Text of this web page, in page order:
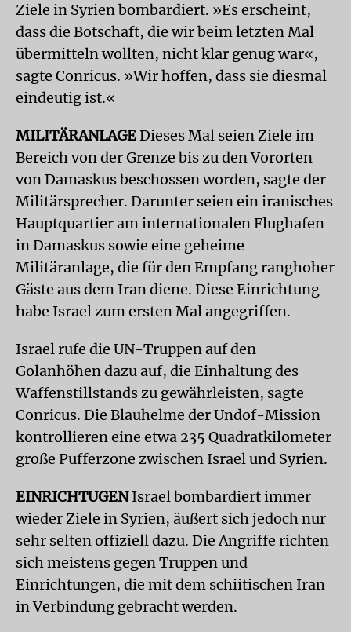
Ziele in Syrien bombardiert. »Es erscheint,
dass die Botschaft, die wir beim letzten Mal
übermitteln wollten, nicht klar genug war«,
sagte Conricus. »Wir hoffen, dass sie diesmal
eindeutig ist.«
MILITÄRANLAGEDieses Mal seien Ziele im
Bereich von der Grenze bis zu den Vororten
von Damaskus beschossen worden, sagte der
Militärsprecher. Darunter seien ein iranisches
Hauptquartier am internationalen Flughafen
in Damaskus sowie eine geheime
Militäranlage, die für den Empfang ranghoher
Gäste aus dem Iran diene. Diese Einrichtung
habe Israel zum ersten Mal angegriffen.
Israel rufe die UN-Truppen auf den
Golanhöhen dazu auf, die Einhaltung des
Waffenstillstands zu gewährleisten, sagte
Conricus. Die Blauhelme der Undof-Mission
kontrollieren eine etwa 235 Quadratkilometer
große Pufferzone zwischen Israel und Syrien.
EINRICHTUGENIsrael bombardiert immer
wieder Ziele in Syrien, äußert sich jedoch nur
sehr selten offiziell dazu. Die Angriffe richten
sich meistens gegen Truppen und
Einrichtungen, die mit dem schiitischen Iran
in Verbindung gebracht werden.